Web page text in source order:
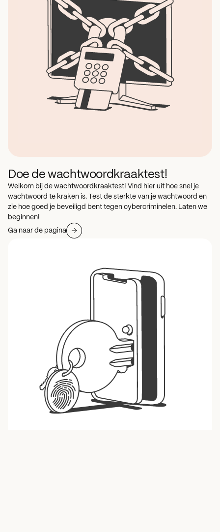
Doe de wachtwoordkraaktest!
Welkom bij de wachtwoordkraaktest! Vind hier uit hoe snel je
wachtwoord te kraken is. Test de sterkte van je wachtwoord en
zie hoe goed je beveiligd bent tegen cybercriminelen. Laten we
beginnen!
Ga naar de pagina